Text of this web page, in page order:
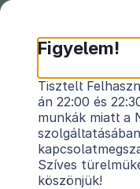
Évszám
Sorszám
Figyelem!
Tisztelt
án 22:00 és
munkák miatt a
Szíves
köszönjük!